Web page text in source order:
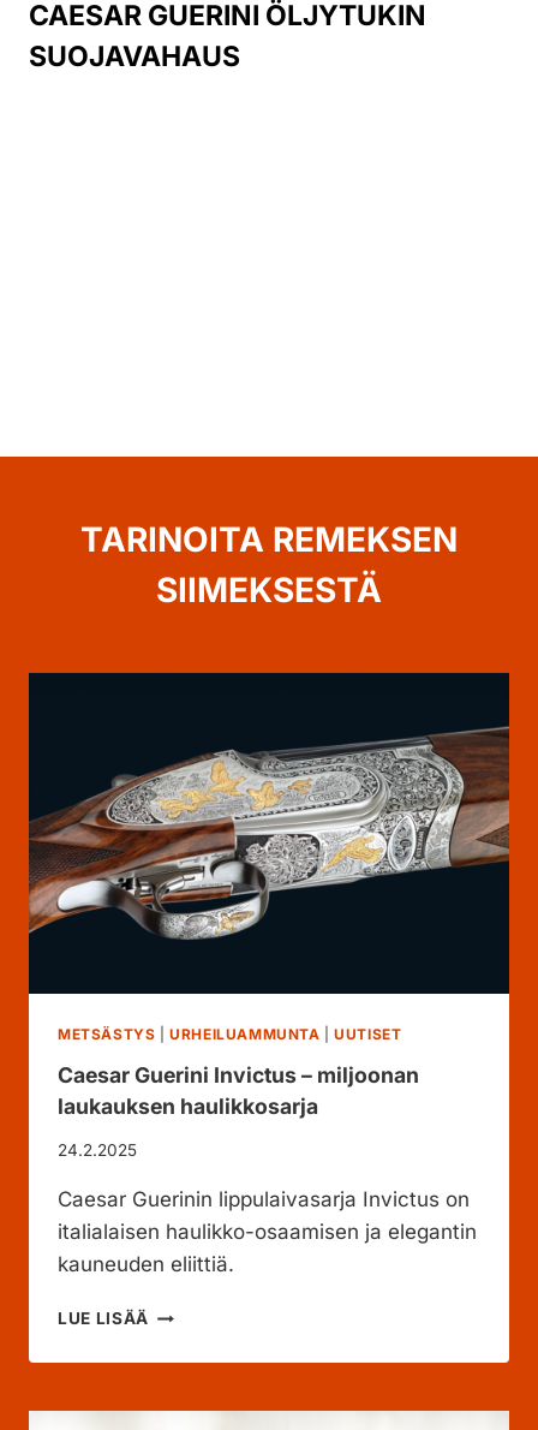
CAESAR GUERINI ÖLJYTUKIN
SUOJAVAHAUS
TARINOITA REMEKSEN
SIIMEKSESTÄ
METSÄSTYS |URHEILUAMMUNTA |UUTISET
Caesar Guerini Invictus – miljoonan
laukauksen haulikkosarja
24.2.2025
Caesar Guerinin lippulaivasarja Invictus on
italialaisen haulikko-osaamisen ja elegantin
kauneuden eliittiä.
LUE LISÄÄ C
E
A